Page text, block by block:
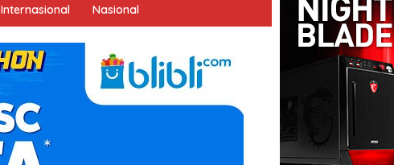
Internasional Nasional